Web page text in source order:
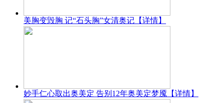
美胸变毁胸 记“石头胸”女清奥记 【详情】
妙手仁心取出奥美定 告别12年奥美定梦魇 【详情】